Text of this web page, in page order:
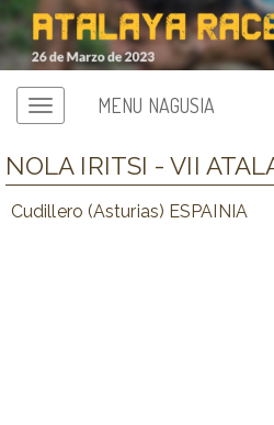
MENU NAGUSIA
NOLA IRITSI - VII
Cudillero (Asturias) ESPAINIA